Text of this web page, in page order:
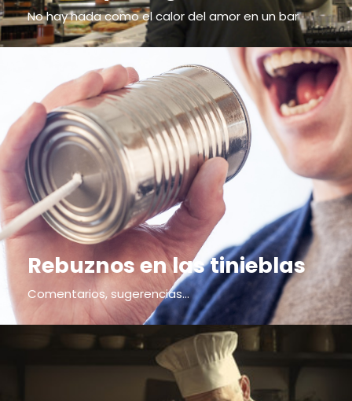
No hay nada como el calor del amor en un bar
Rebuznos en las tinieblas
Comentarios, sugerencias...